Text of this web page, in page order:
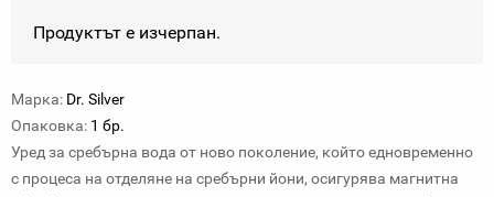
Продуктът е изчерпан.
Марка: Dr. Silver
Опаковка: 1 бр.
Уред за сребърна вода от ново поколение, който едновременно
с процеса на отделяне на сребърни йони, осигурява магнитна